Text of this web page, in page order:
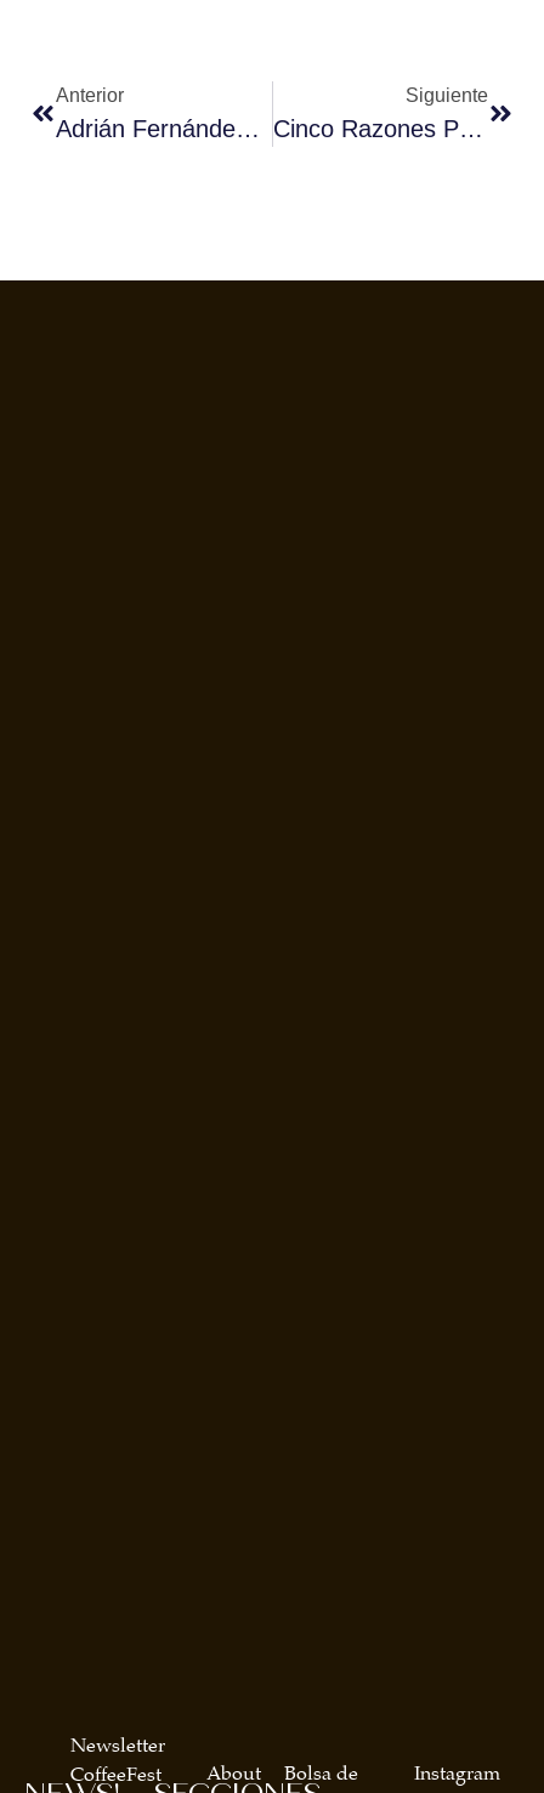
Anterior
Adrián Fernández, Campeón Nacional De Baristas 2014
Siguiente
Cinco Razones Para Asistir A La Final Del IX Campeonato
About Bolsa de
Newsletter
CoffeeFest
Instagram